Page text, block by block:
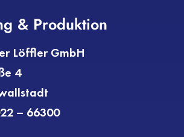
& Produktion
Löffler GmbH
4
– 66300